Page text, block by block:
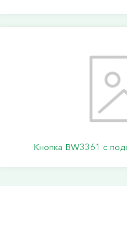
Кнопка BW3361 с